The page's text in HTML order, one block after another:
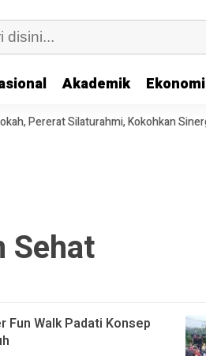
Akademik
Silaturahmi, Kokohkan Sinergi
Sehat
Fun Walk Padati Konsep